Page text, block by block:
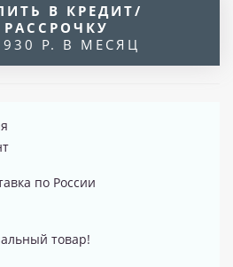
В КРЕДИТ/
РАССРОЧКУ
Р. В МЕСЯЦ
по России
товар!